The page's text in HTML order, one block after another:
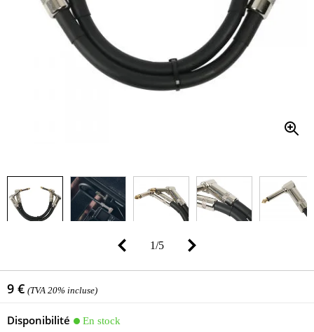
1/5
9 € (TVA 20% incluse)
Disponibilité
En stock